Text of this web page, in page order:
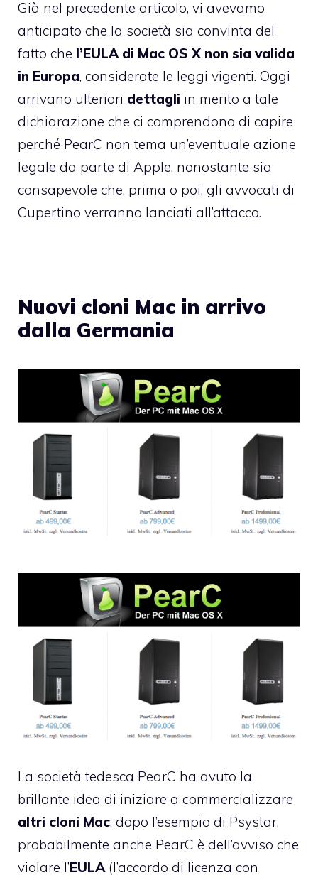
Già nel precedente articolo, vi avevamo
anticipato che la società sia convinta del
fatto che l’EULA di Mac OS X non sia valida
in Europa, considerate le leggi vigenti. Oggi
arrivano ulteriori dettagli in merito a tale
dichiarazione che ci comprendono di capire
perché PearC non tema un’eventuale azione
legale da parte di Apple, nonostante sia
consapevole che, prima o poi, gli avvocati di
Cupertino verranno lanciati all’attacco.
Nuovi cloni Mac in arrivo
dalla Germania
La società tedesca PearC ha avuto la
brillante idea di iniziare a commercializzare
altri cloni Mac; dopo l’esempio di Psystar,
probabilmente anche PearC è dell’avviso che
violare l’EULA(l’accordo di licenza con